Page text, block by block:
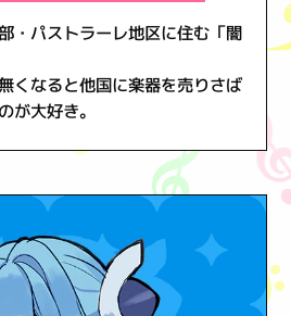
・パストラーレ地区に住む「闇
くなると他国に楽器を売りさば
が大好き。